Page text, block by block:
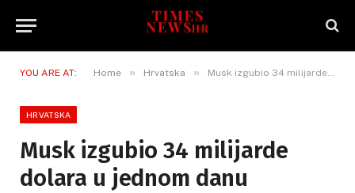
YOU ARE AT: Home » Hrvatska » Musk izgubio 34 milijarde dolara u jednom danu
HRVATSKA
Musk izgubio 34 milijarde
dolara u jednom danu